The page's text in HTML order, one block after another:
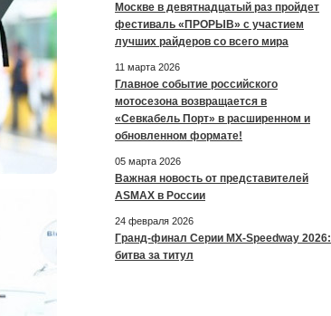
Москве в девятнадцатый раз пройдет
фестиваль «ПРОРЫВ» с участием
лучших райдеров со всего мира
11 марта 2026
Главное событие российского
мотосезона возвращается в
«Севкабель Порт» в расширенном и
обновленном формате!
05 марта 2026
Важная новость от представителей
ASMAX в России
24 февраля 2026
Гранд-финал Серии MX-Speedway 2026:
битва за титул